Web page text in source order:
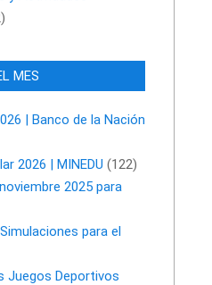
MES
| Banco de la Nación
2026 | MINEDU (122)
2025 para
para el
Juegos Deportivos